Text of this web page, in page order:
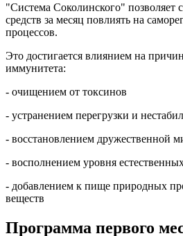
"Система Соколинского"
средств за месяц повлиять на
процессов.
Это достигается влиянием на
иммунитета:
- очищением от токсинов
- устранением перегрузки и
- восстановлением дружественной
- восполнением уровня
- добавлением к пище природных
веществ
Программа первого